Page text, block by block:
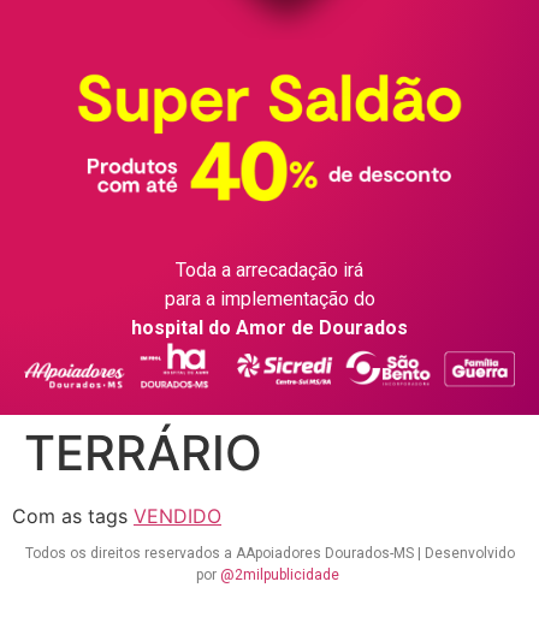
Toda a arrecadação irá
para a implementação do
hospital do Amor de Dourados
TERRÁRIO
Com as tags VENDIDO
Todos os direitos reservados a AApoiadores Dourados-MS | Desenvolvido
por @2milpublicidade